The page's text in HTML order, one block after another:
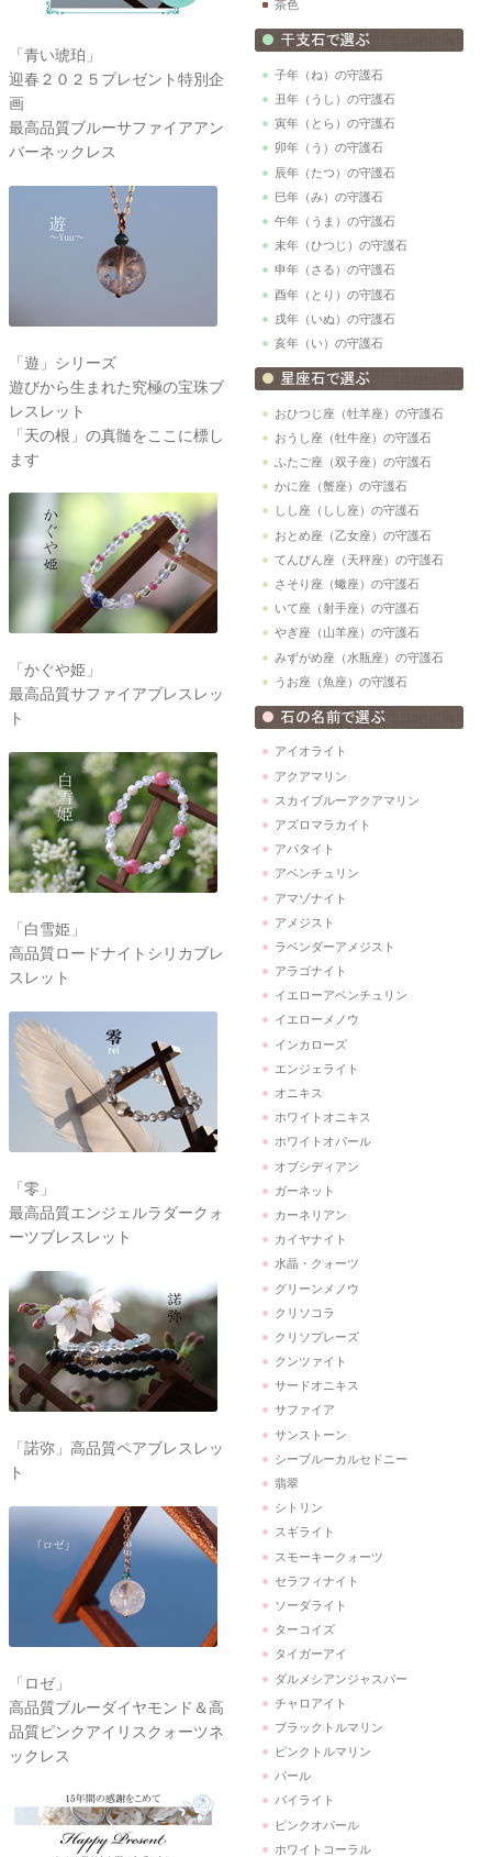
「青い琥珀」
迎春２０２５プレゼント特別企
画
最高品質ブルーサファイアアン
バーネックレス
「遊」シリーズ
遊びから生まれた究極の宝珠ブ
レスレット
「天の根」の真髄をここに標し
ます
「かぐや姫」
最高品質サファイアブレスレッ
ト
「白雪姫」
高品質ロードナイトシリカブレ
スレット
「零」
最高品質エンジェルラダークォ
ーツブレスレット
「諾弥」高品質ペアブレスレッ
ト
「ロゼ」
高品質ブルーダイヤモンド＆高
品質ピンクアイリスクォーツネ
ックレス
茶色
子年（ね）の守護石
丑年（うし）の守護石
寅年（とら）の守護石
卯年（う）の守護石
辰年（たつ）の守護石
巳年（み）の守護石
午年（うま）の守護石
未年（ひつじ）の守護石
申年（さる）の守護石
酉年（とり）の守護石
戌年（いぬ）の守護石
亥年（い）の守護石
おひつじ座（牡羊座）の守護石
おうし座（牡牛座）の守護石
ふたご座（双子座）の守護石
かに座（蟹座）の守護石
しし座（しし座）の守護石
おとめ座（乙女座）の守護石
てんびん座（天秤座）の守護石
さそり座（蠍座）の守護石
いて座（射手座）の守護石
やぎ座（山羊座）の守護石
みずがめ座（水瓶座）の守護石
うお座（魚座）の守護石
アイオライト
アクアマリン
スカイブルーアクアマリン
アズロマラカイト
アパタイト
アベンチュリン
アマゾナイト
アメジスト
ラベンダーアメジスト
アラゴナイト
イエローアベンチュリン
イエローメノウ
インカローズ
エンジェライト
オニキス
ホワイトオニキス
ホワイトオパール
オブシディアン
ガーネット
カーネリアン
カイヤナイト
水晶・クォーツ
グリーンメノウ
クリソコラ
クリソプレーズ
クンツァイト
サードオニキス
サファイア
サンストーン
シーブルーカルセドニー
翡翠
シトリン
スギライト
スモーキークォーツ
セラフィナイト
ソーダライト
ターコイズ
タイガーアイ
ダルメシアンジャスパー
チャロアイト
ブラックトルマリン
ピンクトルマリン
パール
パイライト
ピンクオパール
ホワイトコーラル